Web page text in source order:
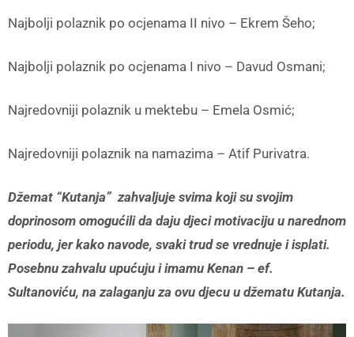
Najbolji polaznik po ocjenama II nivo – Ekrem Šeho;
Najbolji polaznik po ocjenama I nivo – Davud Osmani;
Najredovniji polaznik u mektebu – Emela Osmić;
Najredovniji polaznik na namazima – Atif Purivatra.
Džemat “Kutanja” zahvaljuje svima koji su svojim
doprinosom omogućili da daju djeci motivaciju u narednom
periodu, jer kako navode, svaki trud se vrednuje i isplati.
Posebnu zahvalu upućuju i imamu Kenan – ef.
Sultanoviću, na zalaganju za ovu djecu u džematu Kutanja.